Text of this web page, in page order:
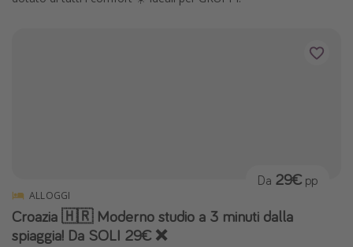
ALLOGGI
Croazia 🇭🇷 Moderno studio a 3 minuti dalla
spiaggia! Da SOLI 29€ ❌
Da 29€ pp